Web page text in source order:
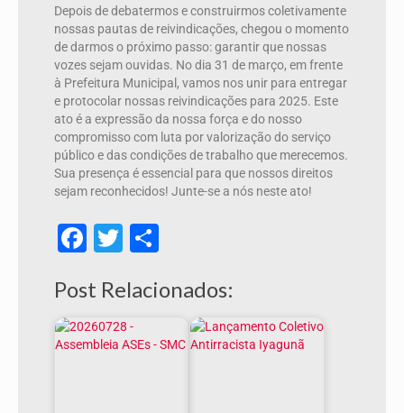
Depois de debatermos e construirmos coletivamente
nossas pautas de reivindicações, chegou o momento
de darmos o próximo passo: garantir que nossas
vozes sejam ouvidas. No dia 31 de março, em frente
à Prefeitura Municipal, vamos nos unir para entregar
e protocolar nossas reivindicações para 2025. Este
ato é a expressão da nossa força e do nosso
compromisso com luta por valorização do serviço
público e das condições de trabalho que merecemos.
Sua presença é essencial para que nossos direitos
sejam reconhecidos! Junte-se a nós neste ato!
Facebook
Twitter
Post Relacionados: